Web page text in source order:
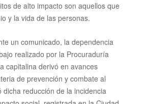
de alto impacto son aquellos que
y la vida de las personas.
un comunicado, la dependencia
realizado por la Procuraduría
capitalina derivó en avances
de prevención y combate al
dicha reducción de la incidencia